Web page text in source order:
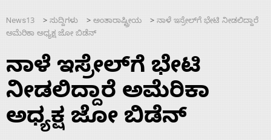
News13 > ಸುದ್ದಿಗಳು > ಅಂತಾರಾಷ್ಟ್ರೀಯ > ನಾಳೆ ಇಸ್ರೇಲ್‌ಗೆ ಭೇಟಿ ನೀಡಲಿದ್ದಾರೆ
ಅಮೆರಿಕಾ ಅಧ್ಯಕ್ಷ ಜೋ ಬಿಡೆನ್
ನಾಳೆ ಇಸ್ರೇಲ್‌ಗೆ ಭೇಟಿ
ನೀಡಲಿದ್ದಾರೆ ಅಮೆರಿಕಾ
ಅಧ್ಯಕ್ಷ ಜೋ ಬಿಡೆನ್